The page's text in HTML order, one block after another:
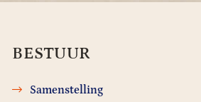
BESTUUR
Samenstelling